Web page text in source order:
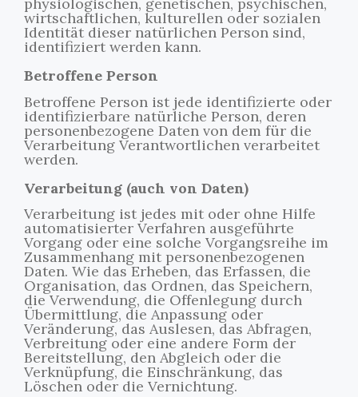
physiologischen, genetischen, psychischen,
wirtschaftlichen, kulturellen oder sozialen
Identität dieser natürlichen Person sind,
identifiziert werden kann.
Betroffene Person
Betroffene Person ist jede identifizierte oder
identifizierbare natürliche Person, deren
personenbezogene Daten von dem für die
Verarbeitung Verantwortlichen verarbeitet
werden.
Verarbeitung (auch von Daten)
Verarbeitung ist jedes mit oder ohne Hilfe
automatisierter Verfahren ausgeführte
Vorgang oder eine solche Vorgangsreihe im
Zusammenhang mit personenbezogenen
Daten. Wie das Erheben, das Erfassen, die
Organisation, das Ordnen, das Speichern,
die Verwendung, die Offenlegung durch
Übermittlung, die Anpassung oder
Veränderung, das Auslesen, das Abfragen,
Verbreitung oder eine andere Form der
Bereitstellung, den Abgleich oder die
Verknüpfung, die Einschränkung, das
Löschen oder die Vernichtung.